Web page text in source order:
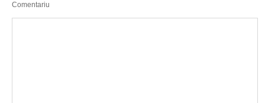
Comentariu